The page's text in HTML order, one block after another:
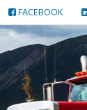
FACEBOOK